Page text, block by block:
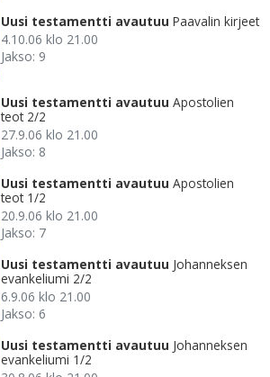
Uusi testamentti avautuu Paavalin kirjeet
4.10.06 klo 21.00
Jakso: 9
Uusi testamentti avautuu Apostolien
teot 2/2
27.9.06 klo 21.00
Jakso: 8
Uusi testamentti avautuu Apostolien
teot 1/2
20.9.06 klo 21.00
Jakso: 7
Uusi testamentti avautuu Johanneksen
evankeliumi 2/2
6.9.06 klo 21.00
Jakso: 6
Uusi testamentti avautuu Johanneksen
evankeliumi 1/2